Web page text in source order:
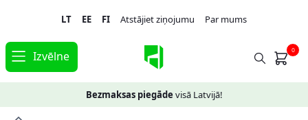
navigation
content
LT EE FI Atstājiet ziņojumu Par mums
Izvēlne 0
Bezmaksas piegāde visā Latvijā!